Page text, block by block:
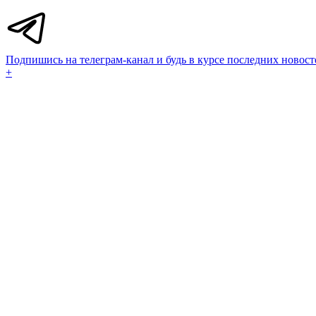
Подпишись на телеграм-канал и будь в курсе последних
+